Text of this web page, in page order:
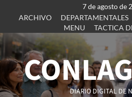
7 de agosto de
ARCHIVO
DEPARTAMENTALES
MENU
TACTICA
DIARIO DIGITAL DE